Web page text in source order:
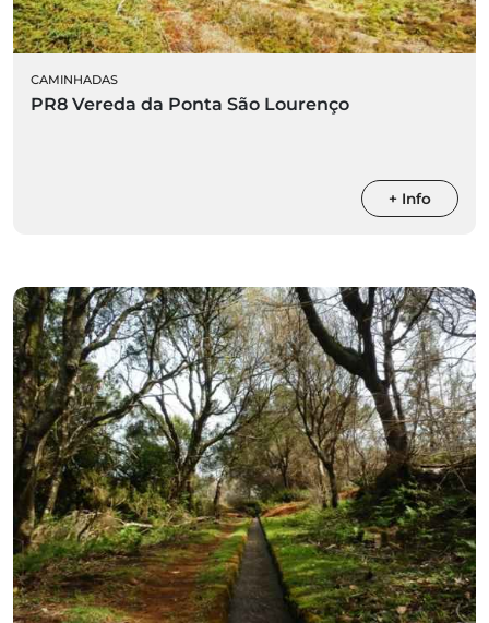
CAMINHADAS
PR8 Vereda da Ponta São Lourenço
+ Info